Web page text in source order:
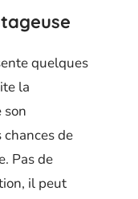
quelques
la
son
de
Pas de
il peut